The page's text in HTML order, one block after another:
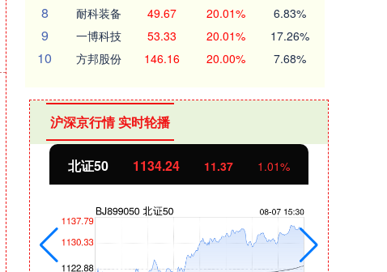
8 耐科装备 49.67 20.01% 6.83%
9 一博科技 53.33 20.01% 17.26%
10 方邦股份 146.16 20.00% 7.68%
沪深京行情 实时轮播
北证50 1134.24 11.37 1.01%